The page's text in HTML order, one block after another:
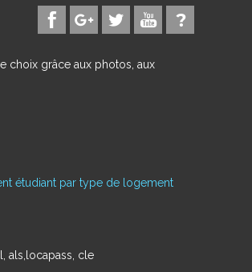
choix grâce aux photos, aux
étudiant par type de logement
als,locapass, cle